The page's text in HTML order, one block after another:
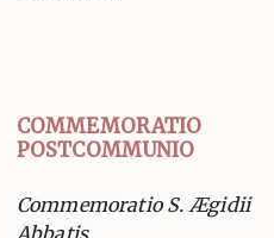
COMMEMORATIO
POSTCOMMUNIO
Commemoratio S. Ægidii